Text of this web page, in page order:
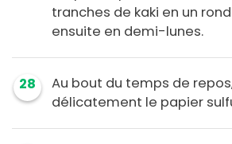
tranches de kaki en un
ensuite en demi-lunes.
28
Au bout du temps de
délicatement le papier